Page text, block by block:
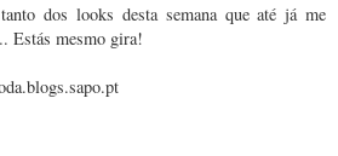
dos looks desta semana que até já me
Estás mesmo gira!